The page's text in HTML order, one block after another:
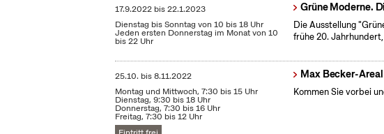
17.9.2022 bis22.1.2023
Dienstag bis Sonntag von 10 bis 18 Uhr
Jeden ersten Donnerstag im Monat von 10
bis 22 Uhr
Grüne Moderne.
Die Ausstellung
frühe 20.
25.10. bis8.11.2022
Montag und Mittwoch, 7:30 bis 15 Uhr
Dienstag, 9:30 bis 18 Uhr
Donnerstag, 7:30 bis 16 Uhr
Freitag, 7:30 bis 12 Uhr
Max Becker-
Kommen Sie vorbei